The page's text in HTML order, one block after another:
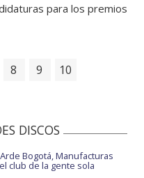
para los premios
8 9 10
DISCOS
Arde Bogotá, Manufacturas
club de la gente sola